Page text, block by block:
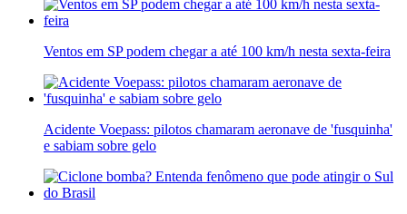
Ventos em SP podem chegar a até 100 km/h nesta sexta-feira
Acidente Voepass: pilotos chamaram aeronave de 'fusquinha'
e sabiam sobre gelo